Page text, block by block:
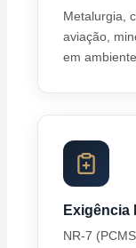
Metalurgia,
aviação,
em
Exigência
NR-7